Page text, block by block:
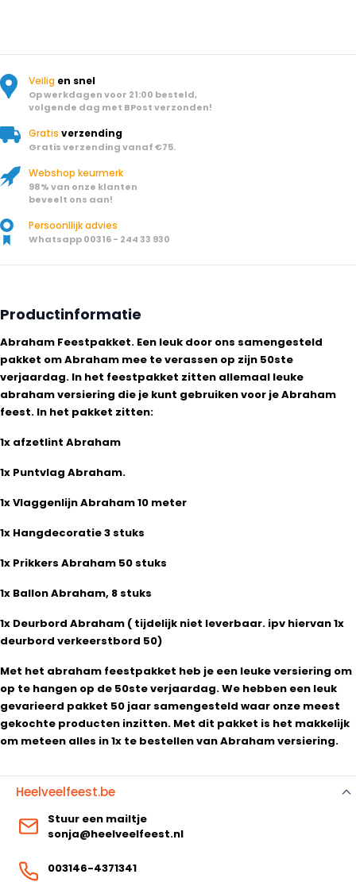
Veilig en snel
Op werkdagen voor 21:00 besteld,
volgende dag met BPost verzonden!
Gratis verzending
Gratis verzending vanaf €75.
Webshop keurmerk
98% van onze klanten
beveelt ons aan!
Persoonllijk advies
Whatsapp 00316 - 244 33 930
Productinformatie
Abraham Feestpakket. Een leuk door ons samengesteld
pakket om Abraham mee te verassen op zijn 50ste
verjaardag. In het feestpakket zitten allemaal leuke
abraham versiering die je kunt gebruiken voor je Abraham
feest. In het pakket zitten:
1x afzetlint Abraham
1x Puntvlag Abraham.
1x Vlaggenlijn Abraham 10 meter
1x Hangdecoratie 3 stuks
1x Prikkers Abraham 50 stuks
1x Ballon Abraham, 8 stuks
1x Deurbord Abraham ( tijdelijk niet leverbaar. ipv hiervan 1x
deurbord verkeerstbord 50)
Met het abraham feestpakket heb je een leuke versiering om
op te hangen op de 50ste verjaardag. We hebben een leuk
gevarieerd pakket 50 jaar samengesteld waar onze meest
gekochte producten inzitten. Met dit pakket is het makkelijk
om meteen alles in 1x te bestellen van Abraham versiering.
Heelveelfeest.be
Stuur een mailtje
sonja@heelveelfeest.nl
003146-4371341